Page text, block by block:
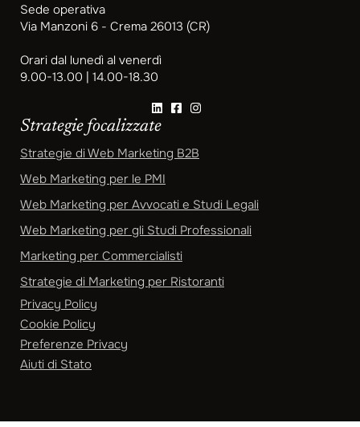
Sede operativa
Via Manzoni 6 - Crema 26013 (CR)
Orari dal lunedì al venerdì
9.00-13.00 | 14.00-18.30
Strategie focalizzate
Strategie di Web Marketing B2B
Web Marketing per le PMI
Web Marketing per Avvocati e Studi Legali
Web Marketing per gli Studi Professionali
Marketing per Commercialisti
Strategie di Marketing per Ristoranti
Privacy Policy
Cookie Policy
Preferenze Privacy
Aiuti di Stato